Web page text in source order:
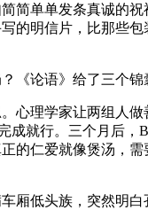
简单单发条真诚的
的明信片，比那些
《论语》给了三个锦
心理学家让两组人
成就行。三个月后，
的仁爱就像煲汤，
厢低头族，突然明